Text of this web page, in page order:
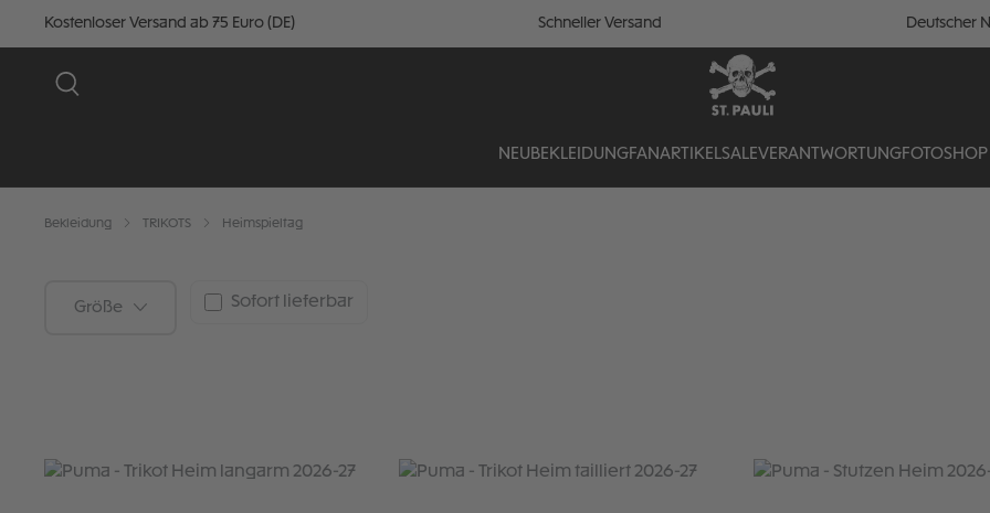
Kostenloser Versand ab 75 Euro (DE) Schneller Versand Deutscher
NEU BEKLEIDUNGFANARTIKELSALEVERANTWORTUNGFOTOSHOP
Bekleidung TRIKOTS Heimspieltag
Größe Sofort lieferbar